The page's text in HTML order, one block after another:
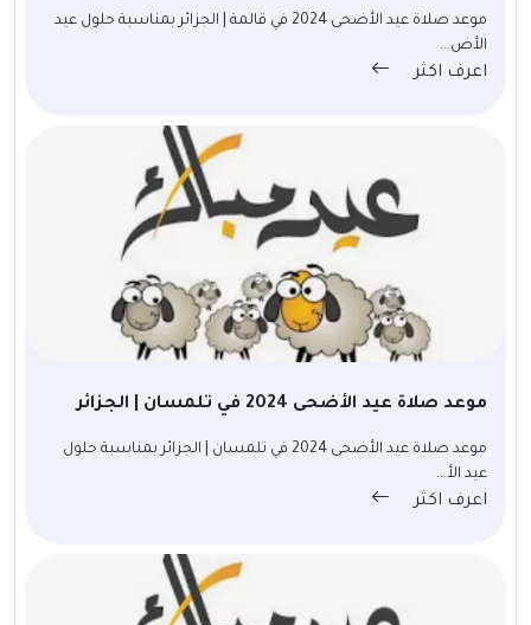
موعد صلاة عيد الأضحى 2024 في قالمة | الجزائر بمناسبة حلول عيد
الأض...
اعرف اكثر
موعد صلاة عيد الأضحى 2024 في تلمسان | الجزائر
موعد صلاة عيد الأضحى 2024 في تلمسان | الجزائر بمناسبة حلول
عيد الأ...
اعرف اكثر